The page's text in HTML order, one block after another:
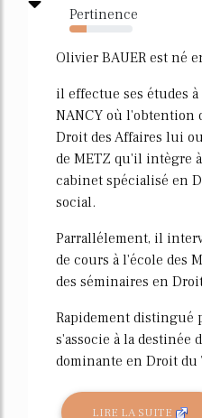
Pertinence
27%
Olivier BAUER est né
il effectue ses études
NANCY où l'obtention
Droit des Affaires lui
de METZ qu'il intègre
cabinet spécialisé en
social.
Parrallélement, il
de cours à l'école des
des séminaires en
Rapidement distingué
s'associe à la destinée
dominante en Droit du
LIRE LA SUITE